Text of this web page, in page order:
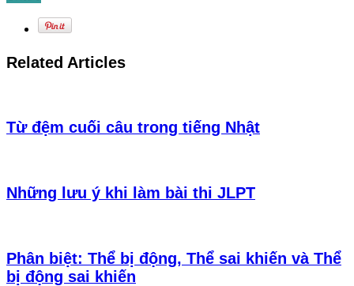
Related Articles
Từ đệm cuối câu trong tiếng Nhật
Những lưu ý khi làm bài thi JLPT
Phân biệt: Thể bị động, Thể sai khiến và Thể
bị động sai khiến